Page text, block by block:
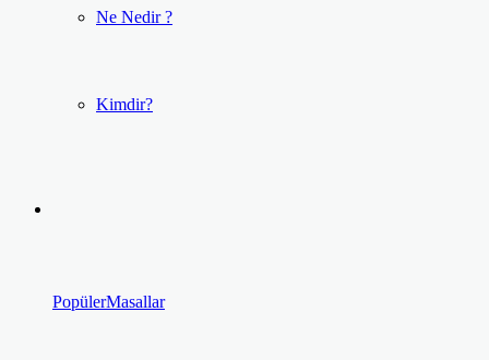
Ne Nedir ?
Kimdir?
PopülerMasallar